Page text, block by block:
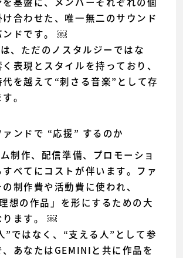
合わせた、唯一無二のサウンド
ンドです。 ￼
、ただのノスタルジーではな
表現とスタイルを持っており、
を越えて“刺さる音楽”として存
。
ンドで “応援” するのか
制作、配信準備、プロモーショ
べてにコストが伴います。ファ
制作費や活動費に使われ、
想の作品」を形にするための大
ります。 ￼
”ではなく、“支える人”として参
あなたはGEMINIと共に作品を